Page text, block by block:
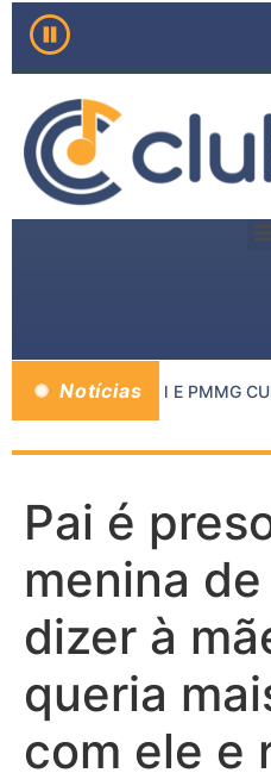
Notícias
MP DE INHAPIM E PMMG
Pai é
menina
dizer à
queria
com ele e